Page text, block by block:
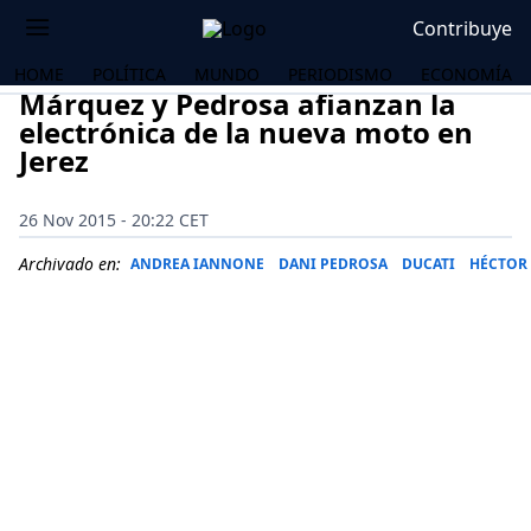
Contribuye
HOME POLÍTICA MUNDO PERIODISMO ECONOMÍA
Márquez y Pedrosa afianzan la
electrónica de la nueva moto en
Jerez
26 Nov 2015 - 20:22 CET
Archivado en: ANDREA IANNONE DANI PEDROSA DUCATI